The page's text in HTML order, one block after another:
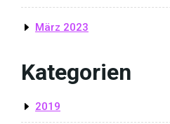
März 2023
Kategorien
2019